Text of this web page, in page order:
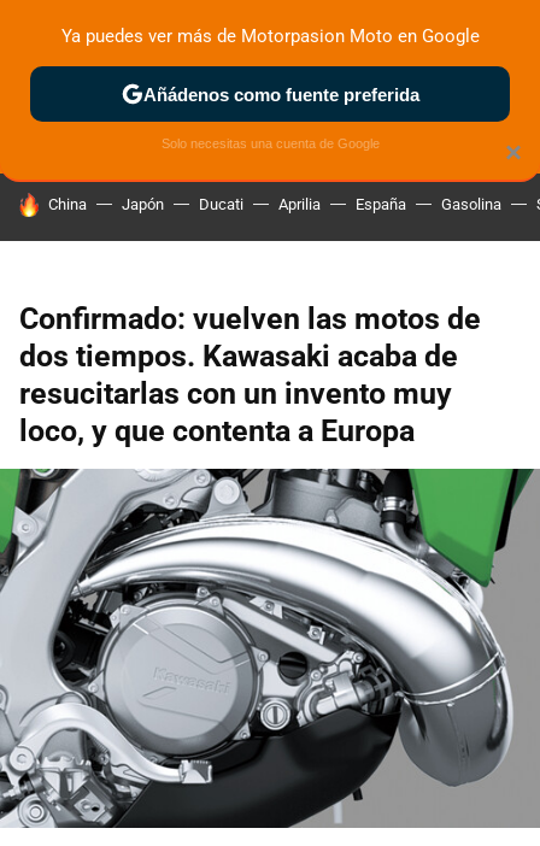
ZONA DE PRUEBAS DEPORTIVAS MOTOS ELÉCTRICAS
HOY SE HABLA DE
China Japón Ducati Aprilia España Gasolina
Confirmado: vuelven las motos de
dos tiempos. Kawasaki acaba de
resucitarlas con un invento muy
loco, y que contenta a Europa
×
Ya puedes ver más de Motorpasion Moto en Google
Añádenos como fuente preferida
Solo necesitas una cuenta de Google